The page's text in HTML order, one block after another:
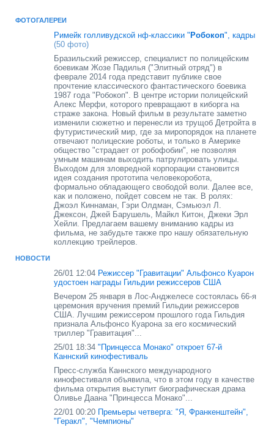
ФОТОГАЛЕРЕИ
Римейк голливудской нф-классики " Робокоп", кадры
(50 фото)
Бразильский режиссер, специалист по полицейским
боевикам Жозе Падилья ("Элитный отряд") в
феврале 2014 года представит публике свое
прочтение классического фантастического боевика
1987 года "Робокоп". В центре истории полицейский
Алекс Мерфи, которого превращают в киборга на
страже закона. Новый фильм в результате заметно
изменили сюжетно и перенесли из трущоб Детройта в
футуристический мир, где за миропорядок на планете
отвечают полицеские роботы, и только в Америке
общество "страдает от робофобии", не позволяя
умным машинам выходить патрулировать улицы.
Выходом для зловредной корпорации становится
идея создания прототипа человекоробота,
формально обладающего свободой воли. Далее все,
как и положено, пойдет совсем не так. В ролях:
Джоэл Киннаман, Гэри Олдман, Сэмьюэл Л.
Джексон, Джей Барушель, Майкл Китон, Джеки Эрл
Хейли. Предлагаем вашему вниманию кадры из
фильма, не забудьте также про нашу обязательную
коллекцию трейлеров.
НОВОСТИ
26/01 12:04 Режиссер "Гравитации" Альфонсо Куарон
удостоен награды Гильдии режиссеров США
Вечером 25 января в Лос-Анджелесе состоялась 66-я
церемония вручения премий Гильдии режиссеров
США. Лучшим режиссером прошлого года Гильдия
признала Альфонсо Куарона за его космический
триллер "Гравитация"...
25/01 18:34 "Принцесса Монако" откроет 67-й
Каннский кинофестиваль
Пресс-служба Каннского международного
кинофестиваля объявила, что в этом году в качестве
фильма открытия выступит биографическая драма
Оливье Даана "Принцесса Монако"...
22/01 00:20 Премьеры четверга: "Я, Франкенштейн",
"Геракл", "Чемпионы"